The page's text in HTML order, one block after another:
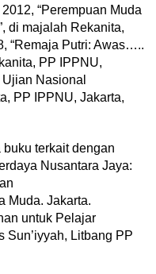
“Perempuan Muda
di majalah Rekanita,
“Remaja Putri: Awas…..
PP IPPNU,
Nasional
PP IPPNU, Jakarta,
terkait dengan
Nusantara Jaya:
Muda. Jakarta.
untuk Pelajar
Sun’iyyah, Litbang PP